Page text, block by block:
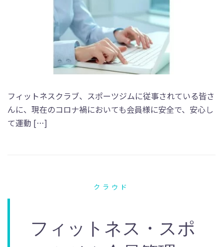
フィットネスクラブ、スポーツジムに従事されている皆さ
んに、現在のコロナ禍においても会員様に安全で、安心し
て運動 […]
クラウド
フィットネス・スポ